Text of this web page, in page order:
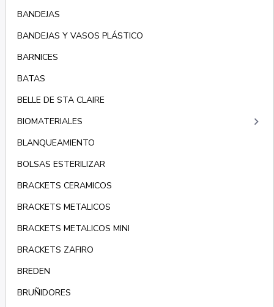
BANDEJAS
BANDEJAS Y VASOS PLÁSTICO
BARNICES
BATAS
BELLE DE STA CLAIRE
BIOMATERIALES
keyboard_arrow_right
BLANQUEAMIENTO
BOLSAS ESTERILIZAR
BRACKETS CERAMICOS
BRACKETS METALICOS
BRACKETS METALICOS MINI
BRACKETS ZAFIRO
BREDEN
BRUÑIDORES